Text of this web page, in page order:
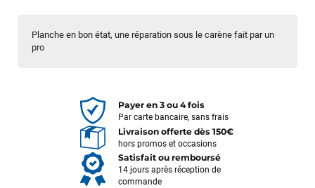
Planche en bon état, une réparation sous le carène fait par un
pro
Payer en 3 ou 4 fois
Par carte bancaire, sans frais
Livraison offerte dès 150€
hors promos et occasions
Satisfait ou remboursé
14 jours après réception de
commande